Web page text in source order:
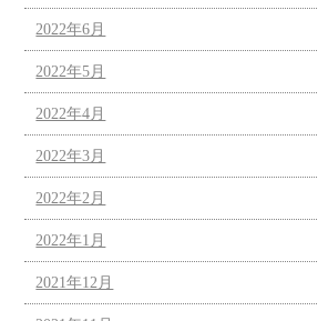
2022年6月
2022年5月
2022年4月
2022年3月
2022年2月
2022年1月
2021年12月